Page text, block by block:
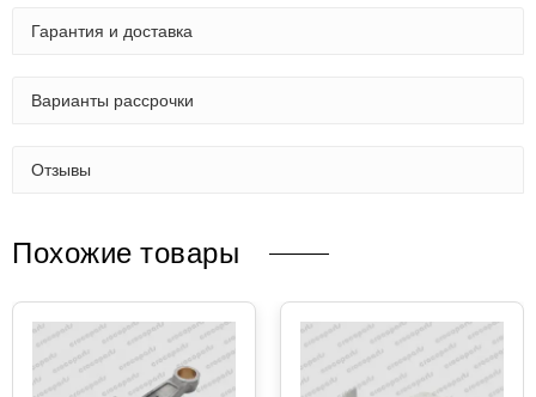
Гарантия и доставка
Варианты рассрочки
Отзывы
Похожие товары